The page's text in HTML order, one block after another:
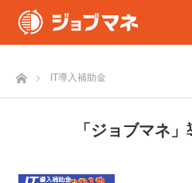
ホームIT導入補助金
「ジョブマネ